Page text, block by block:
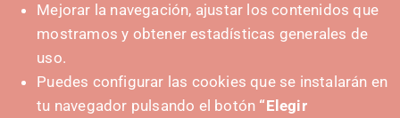
Mejorar la navegación, ajustar los contenidos que
mostramos y obtener estadísticas generales de
uso.
Puedes configurar las cookies que se instalarán en
tu navegador pulsando el botón “Elegir